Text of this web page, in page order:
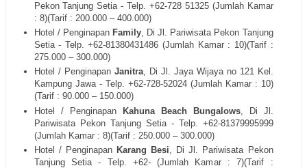
Pekon Tanjung Setia - Telp. +62-728 51325 (Jumlah Kamar
: 8)(Tarif : 200.000 – 400.000)
Hotel / Penginapan Family, Di Jl. Pariwisata Pekon Tanjung
Setia - Telp. +62-81380431486 (Jumlah Kamar : 10)(Tarif :
275.000 – 300.000)
Hotel / Penginapan Janitra, Di Jl. Jaya Wijaya no 121 Kel.
Kampung Jawa - Telp. +62-728-52024 (Jumlah Kamar : 10)
(Tarif : 90.000 – 150.000)
Hotel / Penginapan Kahuna Beach Bungalows, Di Jl.
Pariwisata Pekon Tanjung Setia - Telp. +62-81379995999
(Jumlah Kamar : 8)(Tarif : 250.000 – 300.000)
Hotel / Penginapan Karang Besi , Di Jl. Pariwisata Pekon
Tanjung Setia - Telp. +62- (Jumlah Kamar : 7)(Tarif :